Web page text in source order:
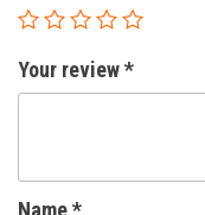
Your review*
Name*